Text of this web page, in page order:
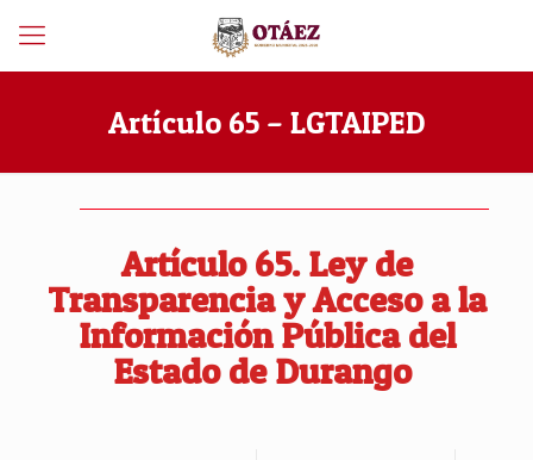
Artículo 65 – LGTAIPED
Artículo 65. Ley de
Transparencia y Acceso a la
Información Pública del
Estado de Durango